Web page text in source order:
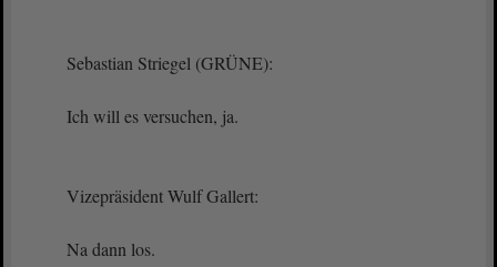
Sebastian Striegel (GRÜNE):
Ich will es versuchen, ja.
Vizepräsident Wulf Gallert:
Na dann los.